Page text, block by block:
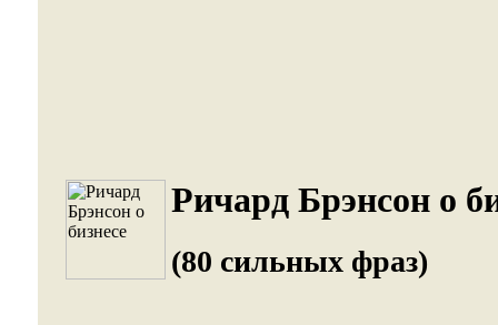
Ричард Брэнсон о
(80 сильных фраз)